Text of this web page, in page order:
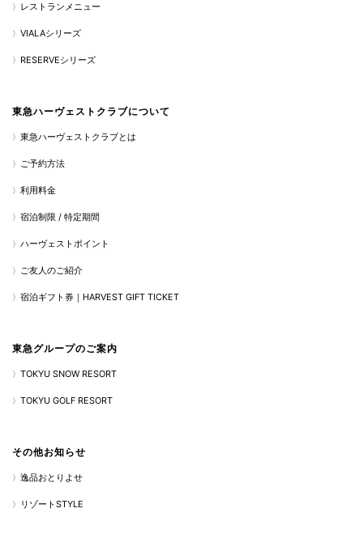
レストランメニュー
VIALAシリーズ
RESERVEシリーズ
東急ハーヴェストクラブについて
東急ハーヴェストクラブとは
ご予約方法
利用料金
宿泊制限 / 特定期間
ハーヴェストポイント
ご友人のご紹介
宿泊ギフト券｜HARVEST GIFT TICKET
東急グループのご案内
TOKYU SNOW RESORT
TOKYU GOLF RESORT
その他お知らせ
逸品おとりよせ
リゾートSTYLE